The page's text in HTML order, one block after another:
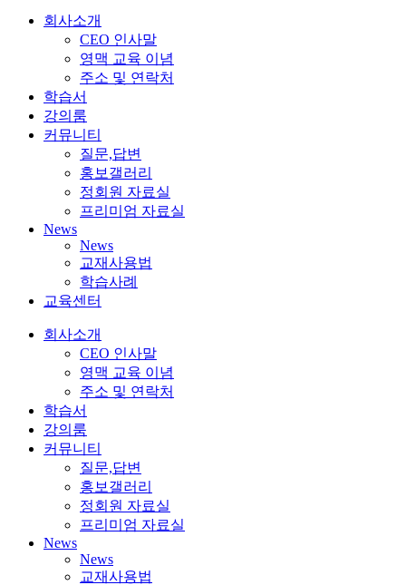
회사소개
CEO 인사말
영맥 교육 이념
주소 및 연락처
학습서
강의룸
커뮤니티
질문,답변
홍보갤러리
정회원 자료실
프리미엄 자료실
News
News
교재사용법
학습사례
교육센터
회사소개
CEO 인사말
영맥 교육 이념
주소 및 연락처
학습서
강의룸
커뮤니티
질문,답변
홍보갤러리
정회원 자료실
프리미엄 자료실
News
News
교재사용법